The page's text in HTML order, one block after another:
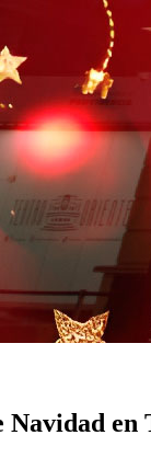
Navidad en